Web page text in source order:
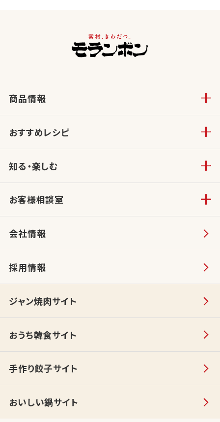
商品情報
おすすめレシピ
知る・楽しむ
お客様相談室
会社情報
採用情報
ジャン焼肉サイト
おうち韓食サイト
手作り餃子サイト
おいしい鍋サイト